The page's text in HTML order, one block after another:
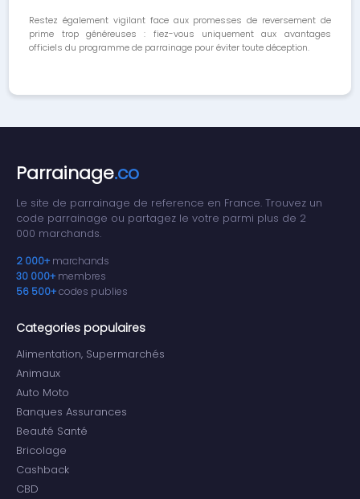
Restez également vigilant face aux promesses de reversement de
prime trop généreuses : fiez-vous uniquement aux avantages
officiels du programme de parrainage pour éviter toute déception.
Parrainage.co
Le site de parrainage de reference en France. Trouvez un
code parrainage ou partagez le votre parmi plus de 2
000 marchands.
2 000+ marchands
30 000+ membres
56 500+codes publies
Categories populaires
Alimentation, Supermarchés
Animaux
Auto Moto
Banques Assurances
Beauté Santé
Bricolage
Cashback
CBD